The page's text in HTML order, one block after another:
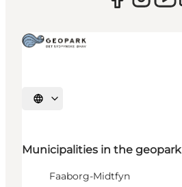
Select language
Municipalities in the geopark
Faaborg-Midtfyn